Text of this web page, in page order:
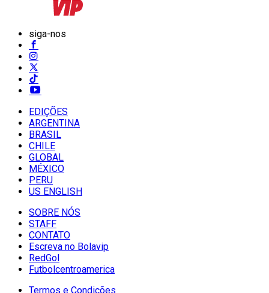
siga-nos
EDIÇÕES
ARGENTINA
BRASIL
CHILE
GLOBAL
MÉXICO
PERU
US ENGLISH
SOBRE NÓS
STAFF
CONTATO
Escreva no Bolavip
RedGol
Futbolcentroamerica
Termos e Condições